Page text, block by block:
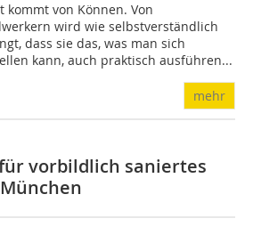
kommt von Können. Von
wird wie selbstverständlich
dass sie das, was man sich
kann, auch praktisch ausführen...
mehr
vorbildlich saniertes